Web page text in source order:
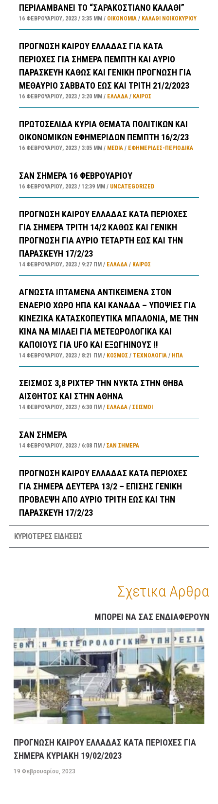
ΠΕΡΙΛΑΜΒΑΝΕΙ ΤΟ “ΣΑΡΑΚΟΣΤΙΑΝΟ ΚΑΛΑΘΙ”
16 ΦΕΒΡΟΥΑΡΊΟΥ, 2023 3:35 ΜΜ ΟΙΚΟΝΟΜΙΑ/ ΚΑΛΑΘΙ ΝΟΙΚΟΚΥΡΙΟΥ
ΠΡΟΓΝΩΣΗ ΚΑΙΡΟΥ ΕΛΛΑΔΑΣ ΓΙΑ ΚΑΤΑ
ΠΕΡΙΟΧΕΣ ΓΙΑ ΣΗΜΕΡΑ ΠΕΜΠΤΗ ΚΑΙ ΑΥΡΙΟ
ΠΑΡΑΣΚΕΥΗ ΚΑΘΩΣ ΚΑΙ ΓΕΝΙΚΗ ΠΡΟΓΝΩΣΗ ΓΙΑ
ΜΕΘΑΥΡΙΟ ΣΑΒΒΑΤΟ ΕΩΣ ΚΑΙ ΤΡΙΤΗ 21/2/2023
16 ΦΕΒΡΟΥΑΡΊΟΥ, 2023 3:20 ΜΜ ΕΛΛΑΔA/ ΚΑΙΡΌΣ
ΠΡΩΤΟΣΕΛΙΔΑ ΚΥΡΙΑ ΘΕΜΑΤΑ ΠΟΛΙΤΙΚΩΝ ΚΑΙ
ΟΙΚΟΝΟΜΙΚΩΝ ΕΦΗΜΕΡΙΔΩΝ ΠΕΜΠΤΗ 16/2/23
16 ΦΕΒΡΟΥΑΡΊΟΥ, 2023 3:05 ΜΜ MEDIA/ ΕΦΗΜΕΡΊΔΕΣ-ΠΕΡΙΟΔΙΚΆ
ΣΑΝ ΣΗΜΕΡΑ 16 ΦΕΒΡΟΥΑΡΙΟΥ
16 ΦΕΒΡΟΥΑΡΊΟΥ, 2023 12:39 ΜΜ UNCATEGORIZED
ΠΡΟΓΝΩΣΗ ΚΑΙΡΟΥ ΕΛΛΑΔΑΣ ΚΑΤΑ ΠΕΡΙΟΧΕΣ
ΓΙΑ ΣΗΜΕΡΑ ΤΡΙΤΗ 14/2 ΚΑΘΩΣ ΚΑΙ ΓΕΝΙΚΗ
ΠΡΟΓΝΩΣΗ ΓΙΑ ΑΥΡΙΟ ΤΕΤΑΡΤΗ ΕΩΣ ΚΑΙ ΤΗΝ
ΠΑΡΑΣΚΕΥΗ 17/2/23
14 ΦΕΒΡΟΥΑΡΊΟΥ, 2023 9:27 ΠΜ ΕΛΛΑΔA/ ΚΑΙΡΌΣ
ΑΓΝΩΣΤΑ ΙΠΤΑΜΕΝΑ ΑΝΤΙΚΕΙΜΕΝΑ ΣΤΟΝ
ΕΝΑΕΡΙΟ ΧΩΡΟ ΗΠΑ ΚΑΙ ΚΑΝΑΔΑ – ΥΠΟΨΙΕΣ ΓΙΑ
ΚΙΝΕΖΙΚΑ ΚΑΤΑΣΚΟΠΕΥΤΙΚΑ ΜΠΑΛΟΝΙΑ, ΜΕ ΤΗΝ
ΚΙΝΑ ΝΑ ΜΙΛΑΕΙ ΓΙΑ ΜΕΤΕΩΡΟΛΟΓΙΚΑ ΚΑΙ
ΚΑΠΟΙΟΥΣ ΓΙΑ UFO ΚΑΙ ΕΞΩΓΗΙΝΟΥΣ !!
14 ΦΕΒΡΟΥΑΡΊΟΥ, 2023 8:21 ΠΜ ΚΟΣΜΟΣ / ΤΕΧΝΟΛΟΓΙΑ/ ΗΠΑ
ΣΕΙΣΜΟΣ 3,8 ΡΙΧΤΕΡ ΤΗΝ ΝΥΚΤΑ ΣΤΗΝ ΘΗΒΑ
ΑΙΣΘΗΤΟΣ ΚΑΙ ΣΤΗΝ ΑΘΗΝΑ
14 ΦΕΒΡΟΥΑΡΊΟΥ, 2023 6:30 ΠΜ ΕΛΛΑΔA/ ΣΕΙΣΜΟΙ
ΣΑΝ ΣΗΜΕΡΑ
14 ΦΕΒΡΟΥΑΡΊΟΥ, 2023 6:08 ΠΜ ΣΑΝ ΣΉΜΕΡΑ
ΠΡΟΓΝΩΣΗ ΚΑΙΡΟΥ ΕΛΛΑΔΑΣ ΚΑΤΑ ΠΕΡΙΟΧΕΣ
ΓΙΑ ΣΗΜΕΡΑ ΔΕΥΤΕΡΑ 13/2 – ΕΠΙΣΗΣ ΓΕΝΙΚΗ
ΠΡΟΒΛΕΨΗ ΑΠΟ ΑΥΡΙΟ ΤΡΙΤΗ ΕΩΣ ΚΑΙ ΤΗΝ
ΠΑΡΑΣΚΕΥΗ 17/2/23
ΠΡΩΤΟΣΕΛΙΔΑ ΚΥΡΙΑ ΘΕΜΑΤΑ ΠΟΛΙΤΙΚΩΝ ΚΑΙ
ΜΕΓΑΛΕΣ ΚΑΘΥΣΤΕΡΗΣΕΙΣ ΣΤΗΝ ΛΕΩΦΟΡΟ
ΚΑΒΑΛΑΣ ΣΤΟ ΡΕΥΜΑ ΠΡΟΣ ΤΗΝ ΚΟΡΙΝΘΟ-
ΕΣΠΑΣΕ ΑΓΩΓΟΣ ΤΗΣ ΕΥΔΑΠ ΣΤΟ ΔΑΦΝΙ
13 ΦΕΒΡΟΥΑΡΊΟΥ, 2023 9:08 ΠΜ ΣΥΓΚΟΙΝΩΝΊΕΣ
ΚΥΡΙΟΤΕΡΕΣ ΕΙΔΗΣΕΙΣ
ΠΡΟΓΝΩΣΗ ΚΑΙΡΟΥ ΕΛΛΑΔΑΣ ΚΑΤΑ ΠΕΡΙΟΧΕΣ ΓΙΑ
ΣΗΜΕΡΑ ΚΥΡΙΑΚΗ 19/02/2023
19 Φεβρουαρίου, 2023
Σχετικα Αρθρα
ΜΠΟΡΕΙ ΝΑ ΣΑΣ ΕΝΔΙΑΦΕΡΟΥΝ